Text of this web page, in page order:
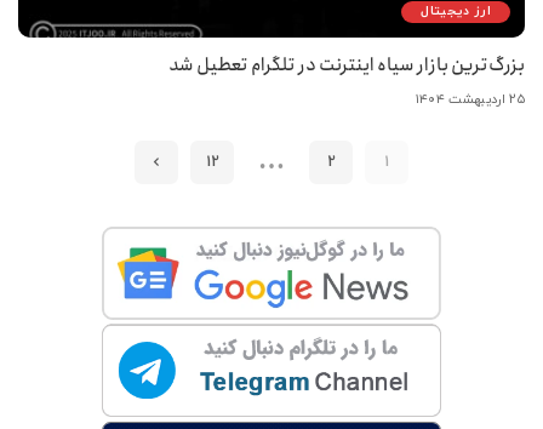
ارز دیجیتال
بزرگ‌ترین بازار سیاه اینترنت در تلگرام تعطیل شد
۲۵ اردیبهشت ۱۴۰۴
1
2
…
12